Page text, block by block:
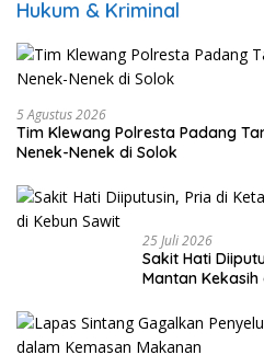
Hukum & Kriminal
5 Agustus 2026
Tim Klewang Polresta Padang
Nenek-Nenek di Solok
25 Juli 2026
Sakit Hati
Mantan Kekasih